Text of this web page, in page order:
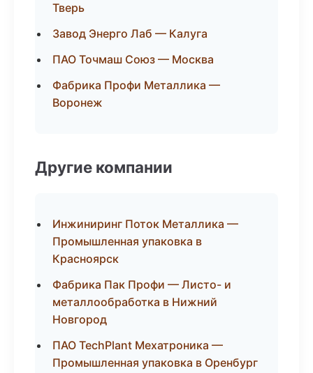
Тверь
Завод Энерго Лаб — Калуга
ПАО Точмаш Союз — Москва
Фабрика Профи Металлика —
Воронеж
Другие компании
Инжиниринг Поток Металлика —
Промышленная упаковка в
Красноярск
Фабрика Пак Профи — Листо- и
металлообработка в Нижний
Новгород
ПАО TechPlant Мехатроника —
Промышленная упаковка в Оренбург